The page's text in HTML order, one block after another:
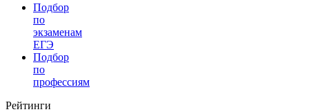
Подбор
по
экзаменам
ЕГЭ
Подбор
по
профессиям
Рейтинги